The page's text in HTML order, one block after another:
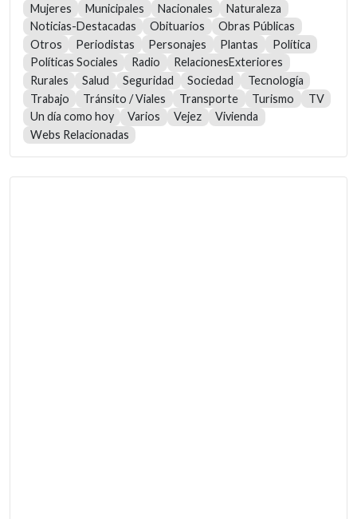
Mujeres
Municipales Nacionales
Naturaleza
Noticias-Destacadas
Obituarios
Obras Públicas
Otros
Periodistas Personajes Plantas
Política
Políticas Sociales
Radio
RelacionesExteriores
Rurales
Salud Seguridad Sociedad
Tecnología
Trabajo
Tránsito / Viales Transporte Turismo
TV
Un día como hoy
Varios Vejez
Vivienda
Webs Relacionadas